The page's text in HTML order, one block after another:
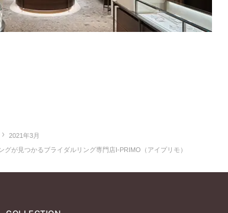
2021年3月
が見つかるブライダルリング専門店I-PRIMO（アイプリモ）